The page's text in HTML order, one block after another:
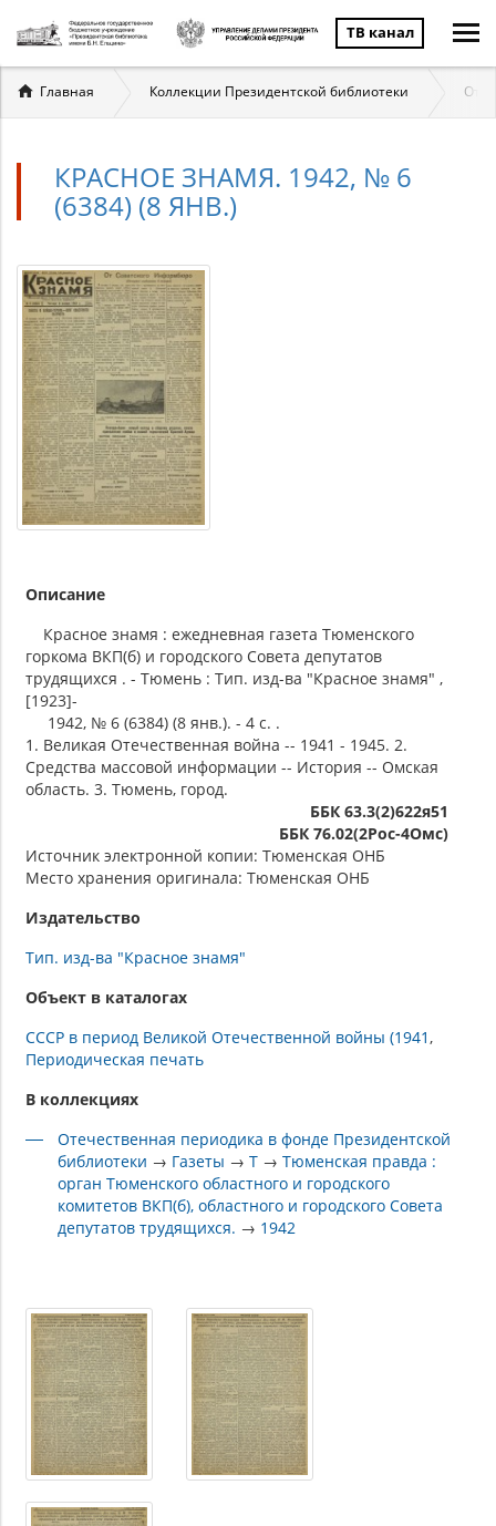
ТВ канал
Вы
здесь
Главная Коллекции Президентской библиотеки
КРАСНОЕ ЗНАМЯ. 1942, № 6
(6384) (8 ЯНВ.)
Описание
Красное знамя : ежедневная газета Тюменского
горкома ВКП(б) и городского Совета депутатов
трудящихся . - Тюмень : Тип. изд-ва "Красное знамя" ,
[1923]-
1942, № 6 (6384) (8 янв.). - 4 с. .
1. Великая Отечественная война -- 1941 - 1945. 2.
Средства массовой информации -- История -- Омская
область. 3. Тюмень, город.
ББК 63.3(2)622я51
ББК 76.02(2Рос-4Омс)
Источник электронной копии: Тюменская ОНБ
Место хранения оригинала: Тюменская ОНБ
Издательство
Тип. изд-ва "Красное знамя"
Объект в каталогах
СССР в период Великой Отечественной войны (1941
Периодическая печать
В коллекциях
Отечественная периодика в фонде Президентской
библиотеки → Газеты →Т →Тюменская правда :
орган Тюменского областного и городского
комитетов ВКП(б), областного и городского Совета
депутатов трудящихся. → 1942